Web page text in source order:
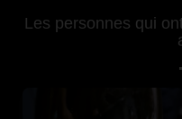
Les personnes qui